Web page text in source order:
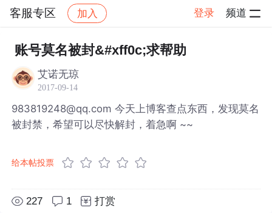
客服专区 加入 登录 频道
社区 客服专区 帖子详情
账号莫名被封&#xff0c;求帮助
艾诺无琼
2017-09-14
983819248@qq.com 今天上博客查点东西，发现莫名
被封禁，希望可以尽快解封，着急啊 ~~
给本帖投票
227 1 打赏